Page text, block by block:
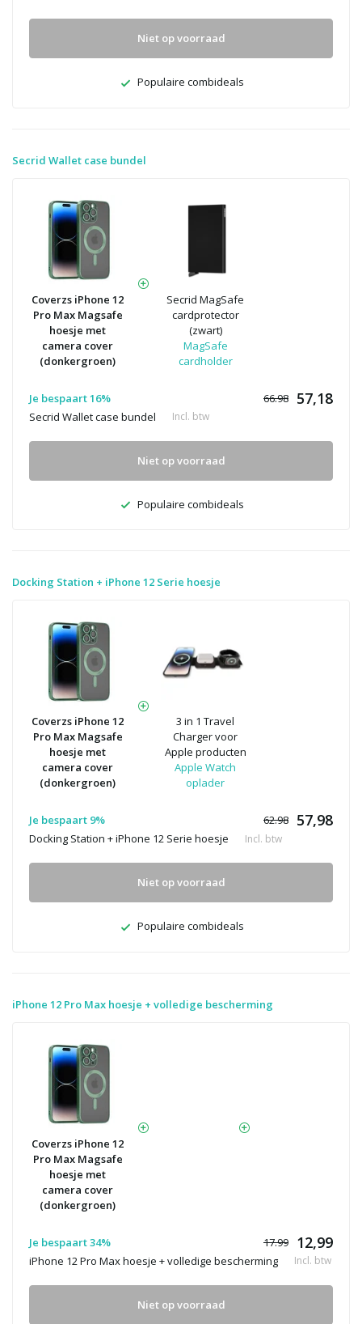
Niet op voorraad
Populaire combideals
Secrid Wallet case bundel
Coverzs iPhone 12
Pro Max Magsafe
hoesje met
camera cover
(donkergroen)
Secrid MagSafe
cardprotector
(zwart)
MagSafe
cardholder
Je bespaart 16% 66.98 57,18
Secrid Wallet case bundel Incl. btw
Niet op voorraad
Populaire combideals
Docking Station + iPhone 12 Serie hoesje
Coverzs iPhone 12
Pro Max Magsafe
hoesje met
camera cover
(donkergroen)
3 in 1 Travel
Charger voor
Apple producten
Apple Watch
oplader
Je bespaart 9% 62.98 57,98
Docking Station + iPhone 12 Serie hoesje Incl. btw
Niet op voorraad
Populaire combideals
iPhone 12 Pro Max hoesje + volledige bescherming
Coverzs iPhone 12
Pro Max Magsafe
hoesje met
camera cover
(donkergroen)
Je bespaart 34% 17.99 12,99
iPhone 12 Pro Max hoesje + volledige bescherming Incl. btw
Niet op voorraad